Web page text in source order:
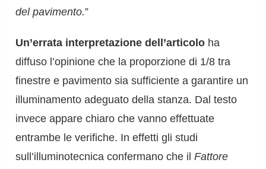
del pavimento.”
Un’errata interpretazione dell’articolo ha
diffuso l’opinione che la proporzione di 1/8 tra
finestre e pavimento sia sufficiente a garantire un
illuminamento adeguato della stanza. Dal testo
invece appare chiaro che vanno effettuate
entrambe le verifiche. In effetti gli studi
sull’illuminotecnica confermano che ilFattore